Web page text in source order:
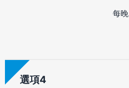
每晚
選項